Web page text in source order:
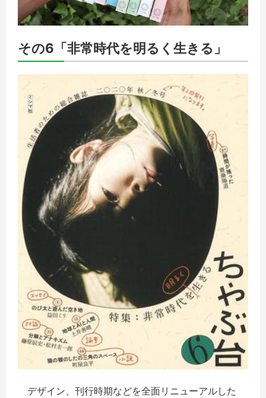
その6「非常時代を明るく生きる」
デザイン、刊行時期などを全面リニューアルした